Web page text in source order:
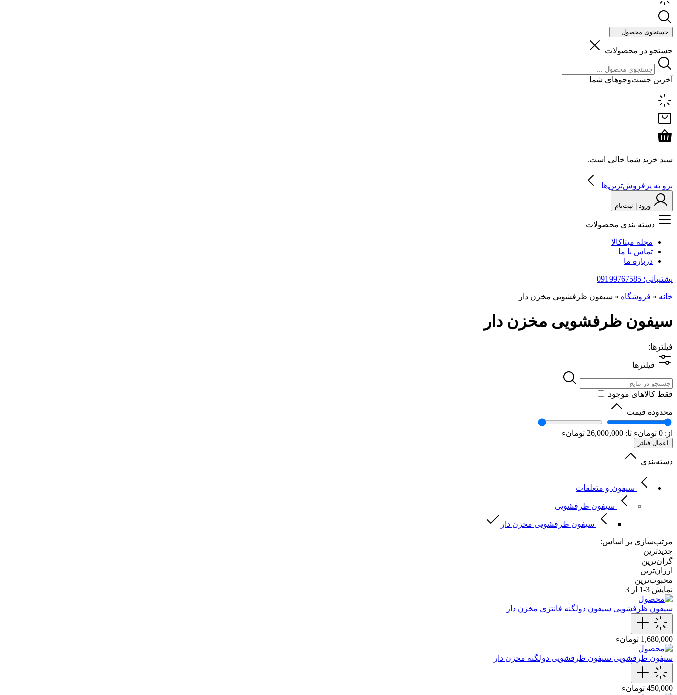
جستجوی محصول ...
جستجو در محصولات
آخرین جست‌وجوهای شما
سبد خرید شما خالی است.
برو به پرفروش‌ترین‌ها
ورود | ثبت‌نام
دسته بندی محصولات
مجله میتاکالا
تماس با ما
درباره ما
پشتیبانی: 09199767585
خانه » فروشگاه » سیفون ظرفشویی مخزن دار
سیفون ظرفشویی مخزن دار
فیلترها:
فیلترها
فقط کالاهای موجود
محدوده قیمت
از: 0 تومانء تا: 26,000,000 تومانء
اعمال فیلتر
دسته‌بندی
سیفون و متعلقات
سیفون ظرفشویی
سیفون ظرفشویی مخزن دار
مرتب‌سازی بر اساس:
جدیدترین
گران‌ترین
ارزان‌ترین
محبوب‌ترین
نمایش 3-1 از 3
سیفون ظرفشویی سیفون دولگنه فانتزی مخزن دار
1,680,000 تومانء
سیفون ظرفشویی سیفون ظرفشویی دولگنه مخزن دار
450,000 تومانء